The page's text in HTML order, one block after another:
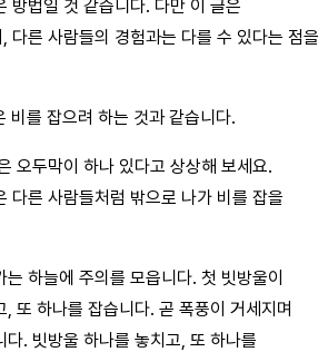
방법일 것 같습니다. 다만 이 글은
, 다른 사람들의 경험과는 다를 수 있다는 점을
를 잡으려 하는 것과 같습니다.
오두막이 하나 있다고 상상해 보세요.
다른 사람들처럼 밖으로 나가 비를 잡을
하늘에 주의를 모읍니다. 첫 빗방울이
, 또 하나를 잡습니다. 곧 폭풍이 거세지며
다. 빗방울 하나를 놓치고, 또 하나를